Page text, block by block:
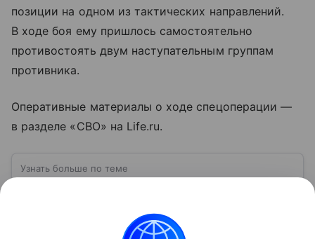
позиции на одном из тактических направлений.
В ходе боя ему пришлось самостоятельно
противостоять двум наступательным группам
противника.
Оперативные материалы о ходе спецоперации —
в разделе «СВО» на Life.ru.
Узнать больше по теме
Вооруженные силы Украины (ВСУ) —
государственная военная организация,